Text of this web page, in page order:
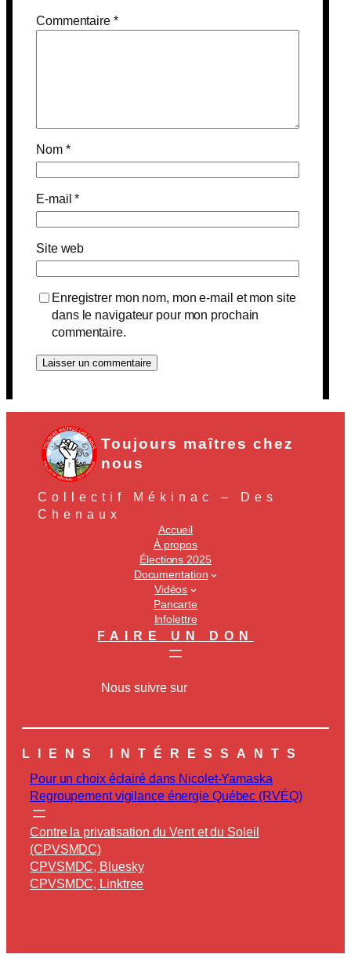
Commentaire *
Nom *
E-mail*
Site web
Enregistrer mon nom, mon e-mail et mon site
dans le navigateur pour mon prochain
commentaire.
Toujours maîtres chez
nous
Collectif Mékinac – Des
Chenaux
Accueil
À propos
Élections 2025
Documentation
Vidéos
Pancarte
Infolettre
FAIRE UN DON
Nous suivre sur
LIENS INTÉRESSANTS
Pour un choix éclairé dans Nicolet-Yamaska
Regroupement vigilance énergie Québec (RVÉQ)
Contre la privatisation du Vent et du Soleil
(CPVSMDC)
CPVSMDC, Bluesky
CPVSMDC, Linktree